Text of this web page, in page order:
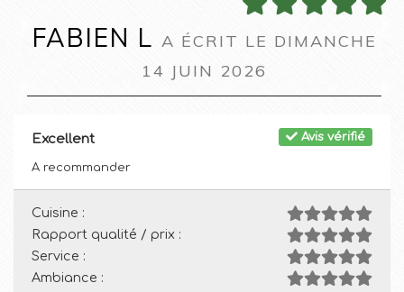
FABIEN L A ÉCRIT LE DIMANCHE
14 JUIN 2026
Avis vérifié
Excellent
A recommander
Cuisine :
Rapport qualité / prix :
Service :
Ambiance :